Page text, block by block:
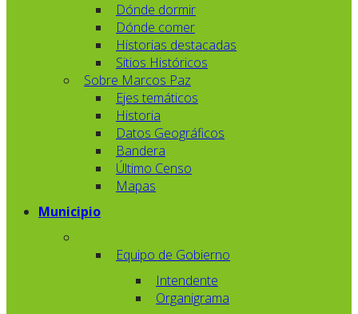
Dónde dormir
Dónde comer
Historias destacadas
Sitios Históricos
Sobre Marcos Paz
Ejes temáticos
Historia
Datos Geográficos
Bandera
Último Censo
Mapas
Municipio
Equipo de Gobierno
Intendente
Organigrama